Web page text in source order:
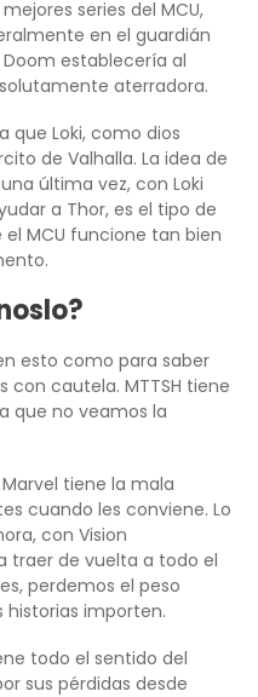
series del MCU,
en el guardián
establecería al
aterradora.
que Loki, como dios
de Valhalla. La idea de
última vez, con Loki
a Thor, es el tipo de
MCU funcione tan bien
esto como para saber
cautela. MTTSH tiene
que no veamos la
tiene la mala
cuando les conviene. Lo
con Vision
traer de vuelta a todo el
perdemos el peso
importen.
todo el sentido del
sus pérdidas desde